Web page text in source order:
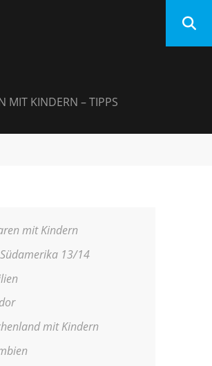
MIT KINDERN – TIPPS
mit Kindern
13/14
mit Kindern